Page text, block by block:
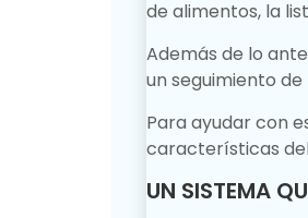
de alimentos, la
Además de lo
un seguimiento
Para ayudar con
características
UN SISTEMA